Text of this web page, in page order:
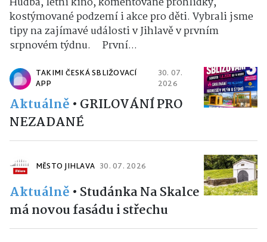
kostýmované podzemí i akce pro děti. Vybrali jsme
tipy na zajímavé události v Jihlavě v prvním
srpnovém týdnu. První...
TAKIMI ČESKÁ SBLIŽOVACÍ
APP
30. 07.
2026
Aktuálně • GRILOVÁNÍ PRO
NEZADANÉ
MĚSTO JIHLAVA 30. 07. 2026
Aktuálně • Studánka Na Skalce
má novou fasádu i střechu